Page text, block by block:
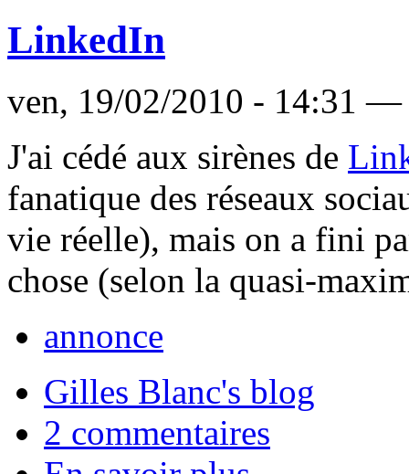
LinkedIn
ven, 19/02/2010 - 14:31
J'ai cédé aux sirènes de
fanatique des réseaux
vie réelle), mais on a fini
chose (selon la quasi-
annonce
Gilles Blanc's blog
2 commentaires